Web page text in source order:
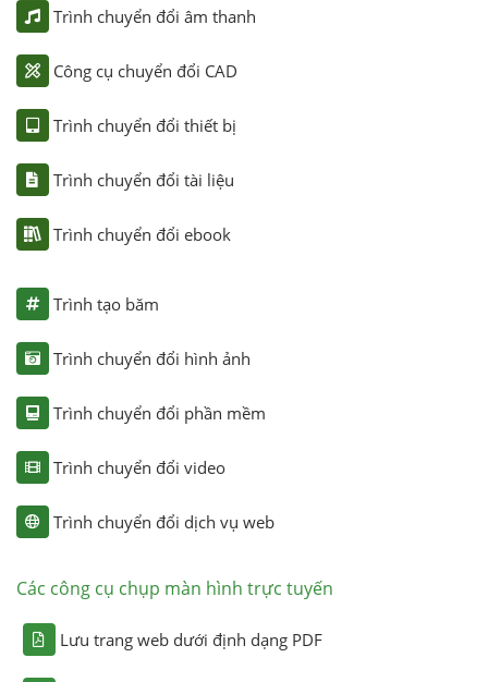
Trình chuyển đổi âm thanh
Công cụ chuyển đổi CAD
Trình chuyển đổi thiết bị
Trình chuyển đổi tài liệu
Trình chuyển đổi ebook
Trình tạo băm
Trình chuyển đổi hình ảnh
Trình chuyển đổi phần mềm
Trình chuyển đổi video
Trình chuyển đổi dịch vụ web
Các công cụ chụp màn hình trực tuyến
Lưu trang web dưới định dạng PDF